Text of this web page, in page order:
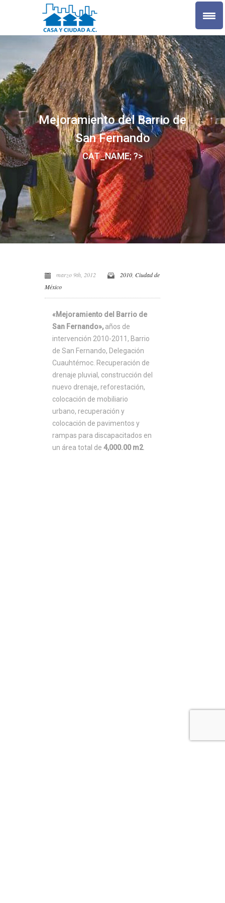
Mejoramiento del Barrio de
San Fernando
CAT_NAME; ?>
marzo 9th, 2012 2010 Ciudad de
México
«Mejoramiento del Barrio de
San Fernando», años de
intervención 2010-2011, Barrio
de San Fernando, Delegación
Cuauhtémoc. Recuperación de
drenaje pluvial, construcción del
nuevo drenaje, reforestación,
colocación de mobiliario
urbano, recuperación y
colocación de pavimentos y
rampas para discapacitados en
un área total de 4,000.00 m2.